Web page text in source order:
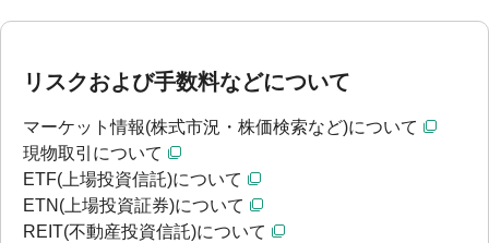
リスクおよび手数料などについて
マーケット情報(株式市況・株価検索など)について
現物取引について
ETF(上場投資信託)について
ETN(上場投資証券)について
REIT(不動産投資信託)について